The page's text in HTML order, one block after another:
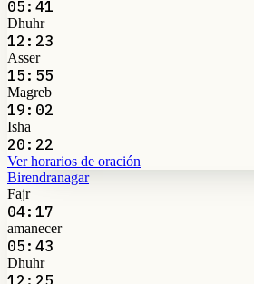
05:41
Dhuhr
12:23
Asser
15:55
Magreb
19:02
Isha
20:22
Ver horarios de oración
Birendranagar
Fajr
04:17
amanecer
05:43
Dhuhr
12:25